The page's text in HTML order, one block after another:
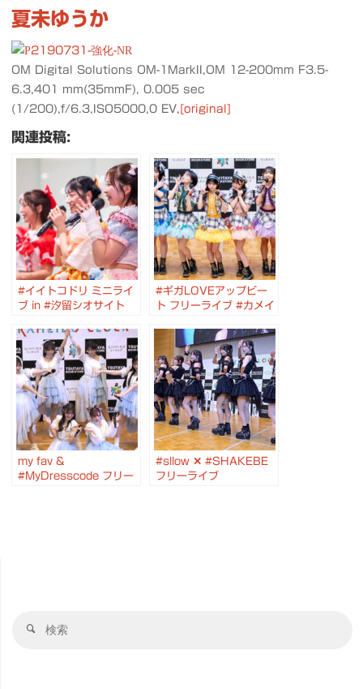
夏未ゆうか
OM Digital Solutions OM-1MarkII,OM 12-200mm F3.5-
6.3,401 mm(35mmF), 0.005 sec
(1/200),f/6.3,ISO5000,0 EV, [original]
関連投稿:
#イイトコドリ ミニライ
ブ in #汐留シオサイト
#ギガLOVEアップビー
ト フリーライブ #カメイ
星こと #斎藤結愛 #小牟
礼愛子 #真知田彩夢 #水
野七葉
my fav &
#MyDresscode フリー
#sllow ✕ #SHAKEBE
フリーライブ
検